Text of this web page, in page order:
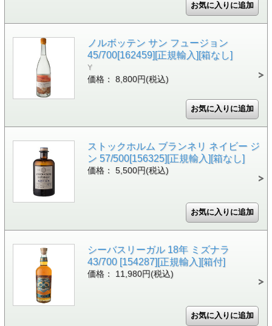
ノルボッテン サン フュージョン
45/700[162459][正規輸入][箱なし]
Y
価格： 8,800円(税込)
ストックホルム ブランネリ ネイビー ジ
ン 57/500[156325][正規輸入][箱なし]
価格： 5,500円(税込)
シーバスリーガル 18年 ミズナラ
43/700 [154287][正規輸入][箱付]
価格： 11,980円(税込)